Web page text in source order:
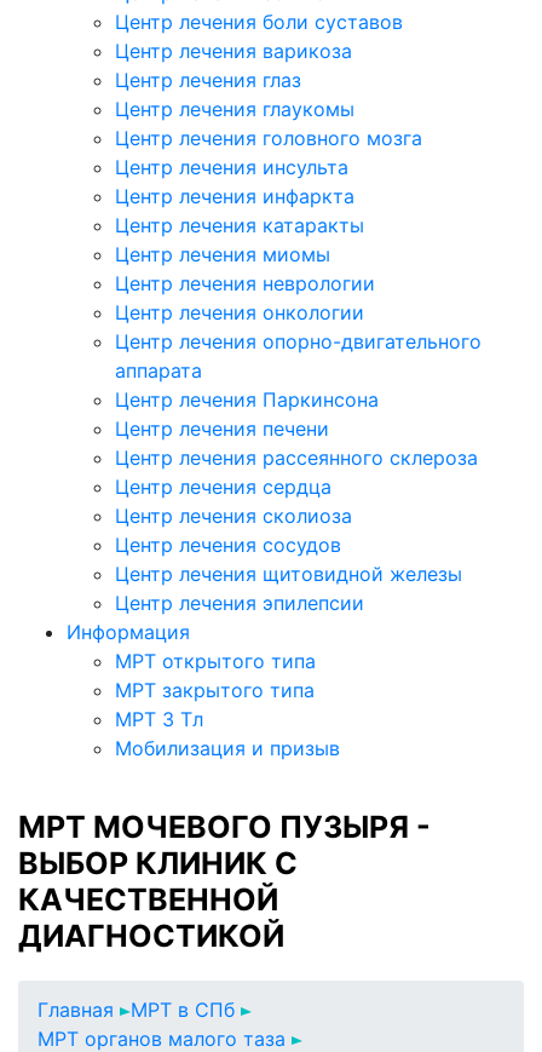
Центр лечения боли суставов
Центр лечения варикоза
Центр лечения глаз
Центр лечения глаукомы
Центр лечения головного мозга
Центр лечения инсульта
Центр лечения инфаркта
Центр лечения катаракты
Центр лечения миомы
Центр лечения неврологии
Центр лечения онкологии
Центр лечения опорно-двигательного
аппарата
Центр лечения Паркинсона
Центр лечения печени
Центр лечения рассеянного склероза
Центр лечения сердца
Центр лечения сколиоза
Центр лечения сосудов
Центр лечения щитовидной железы
Центр лечения эпилепсии
Информация
МРТ открытого типа
МРТ закрытого типа
МРТ 3 Тл
Мобилизация и призыв
МРТ МОЧЕВОГО ПУЗЫРЯ -
ВЫБОР КЛИНИК С
КАЧЕСТВЕННОЙ
ДИАГНОСТИКОЙ
Главная
МРТ в СПб
МРТ органов малого таза